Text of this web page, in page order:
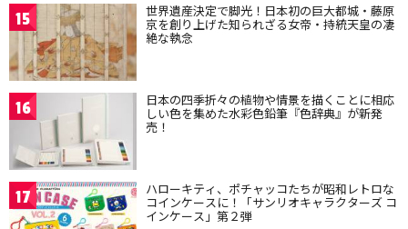
15 世界遺産決定で脚光！日本初の巨大都城・藤原
京を創り上げた知られざる女帝・持統天皇の凄
絶な執念
16 日本の四季折々の植物や情景を描くことに相応
しい色を集めた水彩色鉛筆『色辞典』が新発
売！
17 ハローキティ、ポチャッコたちが昭和レトロな
コインケースに！「サンリオキャラクターズ コ
インケース」第２弾